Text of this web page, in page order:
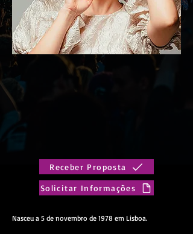
Receber Proposta
Solicitar Informações
Nasceu a 5 de novembro de 1978 em Lisboa.